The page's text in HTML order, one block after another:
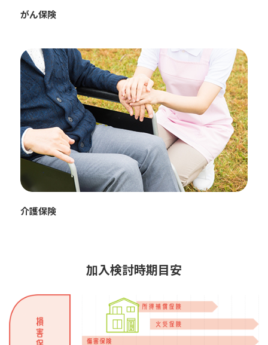
がん保険
介護保険
加入検討時期目安